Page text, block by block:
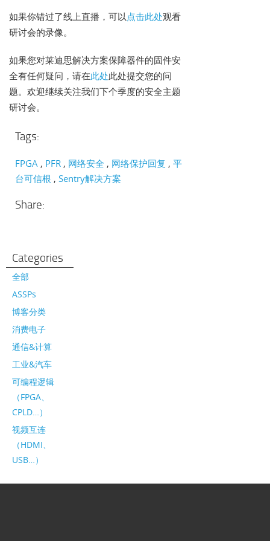
如果你错过了线上直播，可以 点击此处观看
研讨会的录像。
如果您对莱迪思解决方案保障器件的固件安
全有任何疑问，请在此处此处提交您的问
题。欢迎继续关注我们下个季度的安全主题
研讨会。
Tags:
FPGA PFR 网络安全 网络保护回复
平
台可信根
Sentry解决方案
Share:
Categories
全部
ASSPs
博客分类
消费电子
通信&计算
工业&汽车
可编程逻辑
（FPGA、
CPLD…）
视频互连
（HDMI、
USB…）